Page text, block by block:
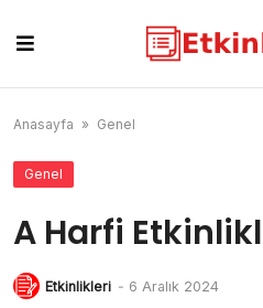
content
Anasayfa » Genel
Genel
A Harfi
Etkinlikleri - 6 Aralık 2024